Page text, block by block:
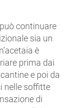
continuare
sia un
è
prima dai
e poi da
nelle soffitte
di